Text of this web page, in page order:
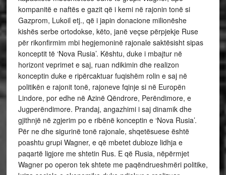
kompanitë e naftës e gazit që i kemi në rajonin tonë si
Gazprom, Lukoil etj., që i japin donacione milionëshe
kishës serbe ortodokse, këto, janë veçse përpjekje Ruse
për rikonfirmim mbi hegjemoninë rajonale saktësisht sipas
konceptit të ‘Nova Rusia’. Kështu, duke i mbajtur në
horizont veprimet e saj, ruan ndikimin dhe realizon
konceptin duke e ripërcaktuar fuqishëm rolin e saj në
politikën e rajonit tonë, rajoneve fqinje si në Europën
Lindore, por edhe në Azinë Qëndrore, Perëndimore, e
Jugperëndimore. Prandaj, angazhimi i saj dinamik dhe
gjithnjë në zgjerim po e ribënë konceptin e ‘Nova Rusia’.
Për ne dhe sigurinë tonë rajonale, shqetësuese është
poashtu grupi Wagner, e që mbetet dubioze lidhja e
paqartë ligjore me shtetin Rus. E që Rusia, nëpërmjet
Wagner po operon tek shtete me paqëndrueshmëri politike,